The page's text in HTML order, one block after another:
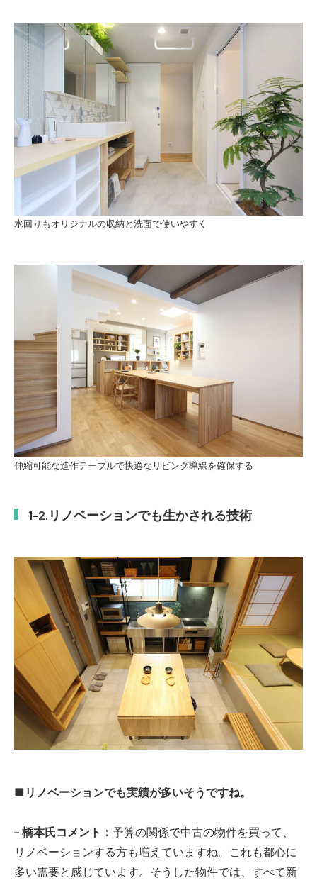
水回りもオリジナルの収納と洗面で使いやすく
伸縮可能な造作テーブルで快適なリビング導線を確保する
リノベーションでも生かされる技術
■リノベーションでも実績が多いそうですね。
− 橋本氏コメント： 予算の関係で中古の物件を買って、
リノベーションする方も増えていますね。これも都心に
多い需要と感じています。そうした物件では、すべて新